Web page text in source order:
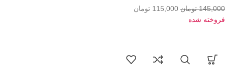
145,000 تومان 115,000 تومان
فروخته شده